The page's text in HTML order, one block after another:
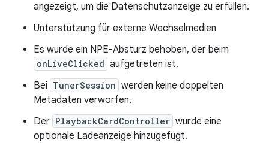
angezeigt, um die Datenschutzanzeige zu erfüllen.
Unterstützung für externe Wechselmedien
Es wurde ein NPE-Absturz behoben, der beim
onLiveClicked aufgetreten ist.
Bei TunerSession werden keine doppelten
Metadaten verworfen.
Der PlaybackCardController wurde eine
optionale Ladeanzeige hinzugefügt.